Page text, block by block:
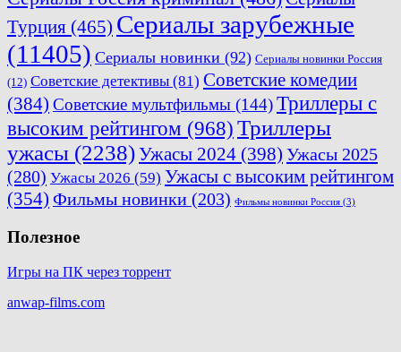
Турция (465) Сериалы зарубежные
(11405) Сериалы новинки (92) Сериалы новинки Россия
(12) Советские детективы (81) Советские комедии
(384) Советские мультфильмы (144)Триллеры с
высоким рейтингом (968)Триллеры
ужасы (2238)Ужасы 2024 (398) Ужасы 2025
(280) Ужасы 2026 (59) Ужасы с высоким рейтингом
(354) Фильмы новинки (203) Фильмы новинки Россия (3)
Полезное
Игры на ПК через торрент
anwap-films.com